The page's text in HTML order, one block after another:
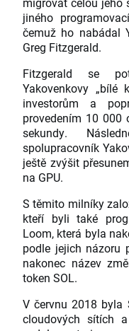
jiného
čemuž ho nabádal
Greg Fitzgerald.
Fitzgerald se
Yakovenkovy „bílé
investorům a
provedením 10 000
sekundy.
spolupracovník
ještě zvýšit
na GPU.
S těmito milníky
kteří byli také
Loom, která byla
podle jejich názoru
nakonec název
token SOL.
V červnu 2018 byla
cloudových sítích